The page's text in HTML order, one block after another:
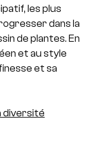
les plus
dans la
de plantes. En
et au style
et sa
diversité